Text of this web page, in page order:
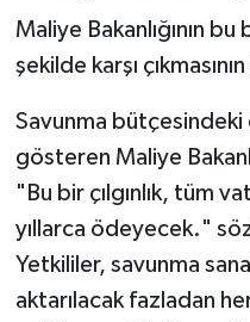
Maliye Bakanlığının
şekilde karşı
Savunma
gösteren Maliye
"Bu bir çılgınlık, tüm
yıllarca ödeyecek."
Yetkililer, savunma
aktarılacak fazladan